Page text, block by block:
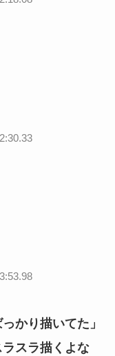
かり描いてた」
スラ描くよな